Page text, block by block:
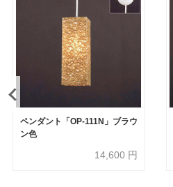
ペンダント「OP-111N」ブラウ
ン色
14,600 円